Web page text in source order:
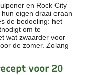
en Rock City
eigen draai eraan
de bedoeling: het
om te
wat zwaarder voor
de zomer. Zolang
voor 20